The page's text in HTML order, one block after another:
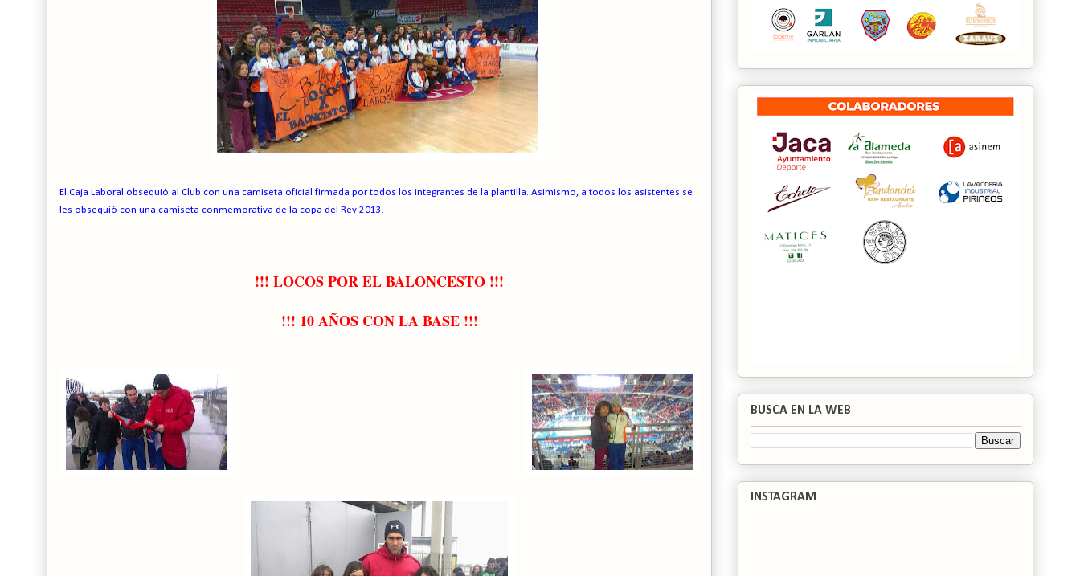
El Caja Laboral obsequió al Club con una camiseta oficial firmada por todos los integrantes de la plantilla. Asimismo, a todos los asistentes se
les obsequió con una camiseta conmemorativa de la copa del Rey 2013.
!!! LOCOS POR EL BALONCESTO !!!
!!! 10 AÑOS CON LA BASE !!!
BUSCA EN LA WEB
INSTAGRAM